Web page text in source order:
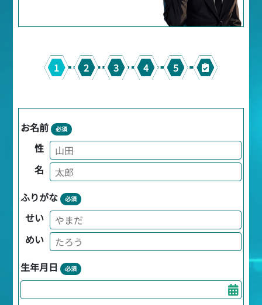
1 2 3 4 5
お名前 必須
性
名
ふりがな 必須
せい
めい
生年月日 必須